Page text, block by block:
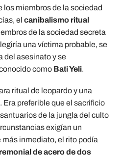
los miembros de la sociedad
el canibalismo ritual
de la sociedad secreta
una víctima probable, se
del asesinato y se
como Bati Yeli.
ritual de leopardo y una
Era preferible que el sacrificio
de la jungla del culto
exigían un
inmediato, el rito podía
de acero de dos